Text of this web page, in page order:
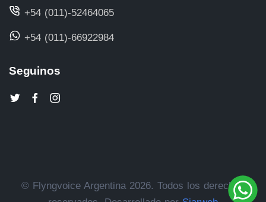
+54 (011)-52464065
+54 (011)-66922984
Seguinos
© Flyngvoice Argentina 2026. Todos los derechos